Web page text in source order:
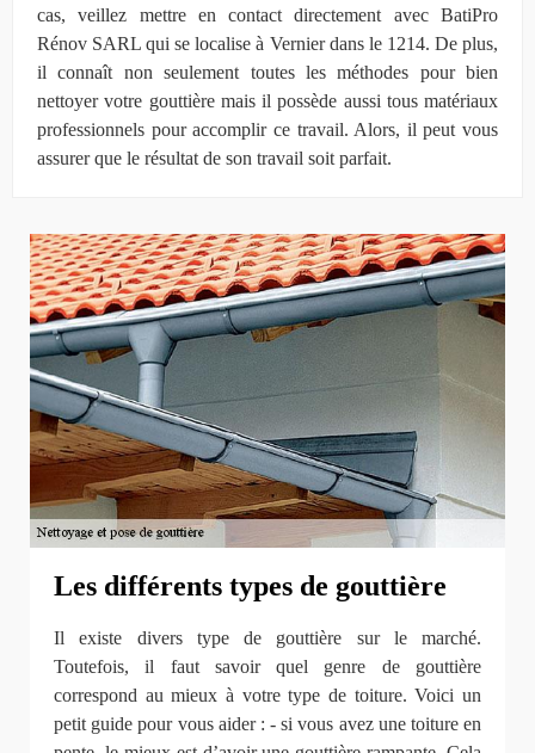
cas, veillez mettre en contact directement avec BatiPro
Rénov SARL qui se localise à Vernier dans le 1214. De plus,
il connaît non seulement toutes les méthodes pour bien
nettoyer votre gouttière mais il possède aussi tous matériaux
professionnels pour accomplir ce travail. Alors, il peut vous
assurer que le résultat de son travail soit parfait.
Les différents types de gouttière
Il existe divers type de gouttière sur le marché.
Toutefois, il faut savoir quel genre de gouttière
correspond au mieux à votre type de toiture. Voici un
petit guide pour vous aider : - si vous avez une toiture en